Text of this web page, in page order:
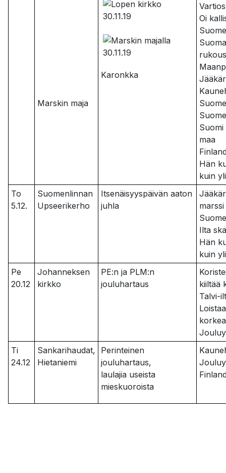
Marskin maja
Karonkka
Oi
rukous
maa
Hän
kuin
To
5.12.
Suomenlinnan
Upseerikerho
Itsenäisyyspäivän aaton
juhla
marssi
Ilta
Hän
kuin
Pe
20.12
Johanneksen
kirkko
PE:n ja PLM:n
jouluhartaus
kiiltää
Talvi-
Ti
24.12
Sankarihaudat,
Hietaniemi
Perinteinen
jouluhartaus,
laulajia useista
mieskuoroista